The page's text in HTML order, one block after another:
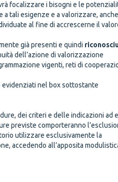
focalizzare i bisogni e le
tali esigenze e a valorizzare,
al fine di accrescerne il
già presenti e quindi
dell’azione di valorizzazione
vigenti, reti di
evidenziati nel box sottostante
dei criteri e delle indicazioni ad
previste comporteranno
utilizzare esclusivamente la
accedendo all’apposita